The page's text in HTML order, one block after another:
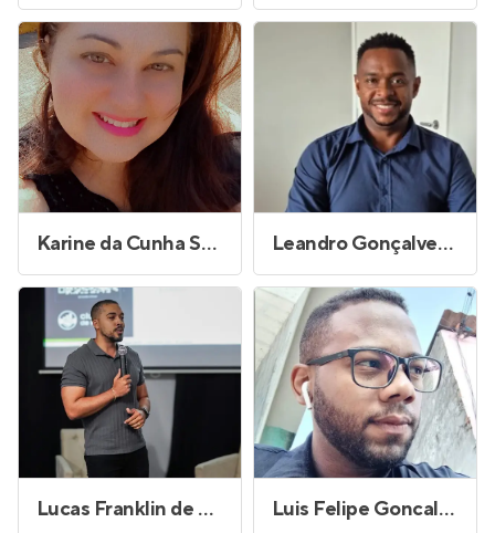
Karine da Cunha Santos Leandro Gonçalves Lima
Lucas Franklin de Oliveira Silva Luis Felipe Goncalves dos Santos Ferreira